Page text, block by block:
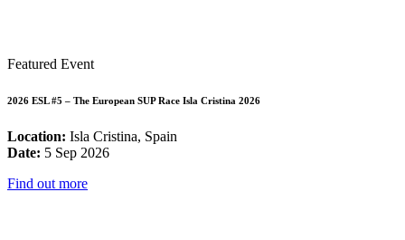
Featured Event
2026 ESL #5 – The European SUP Race Isla Cristina 2026
Location: Isla Cristina, Spain
Date: 5 Sep 2026
Find out more